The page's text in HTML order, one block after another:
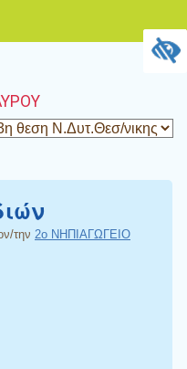
την 2ο ΝΗΠΙΑΓΩΓΕΙΟ